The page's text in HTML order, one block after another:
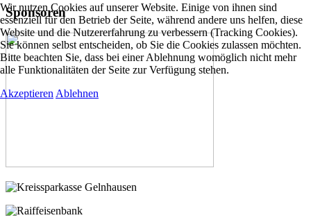
Sponsoren
Wir nutzen Cookies auf unserer Website. Einige von ihnen sind
essenziell für den Betrieb der Seite, während andere uns helfen, diese
Website und die Nutzererfahrung zu verbessern (Tracking Cookies).
Sie können selbst entscheiden, ob Sie die Cookies zulassen möchten.
Bitte beachten Sie, dass bei einer Ablehnung womöglich nicht mehr
alle Funktionalitäten der Seite zur Verfügung stehen.
Akzeptieren Ablehnen